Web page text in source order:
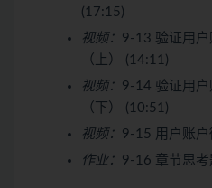
(17:15)
视频： 9-13 验证用户
（上） (14:11)
视频： 9-14 验证用户
（下） (10:51)
视频： 9-15 用户账
作业： 9-16 章节思考